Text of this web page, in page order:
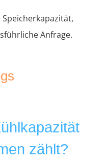
Anfrage.
zählt?